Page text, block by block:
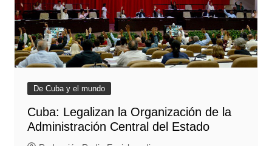
De Cuba y el mundo
Cuba: Legalizan la Organización de la
Administración Central del Estado